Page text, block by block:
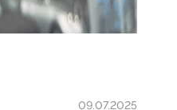
09.07.2025